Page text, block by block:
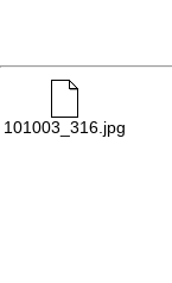
101003_316.jpg